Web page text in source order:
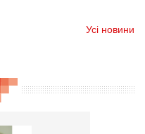
Усі новини